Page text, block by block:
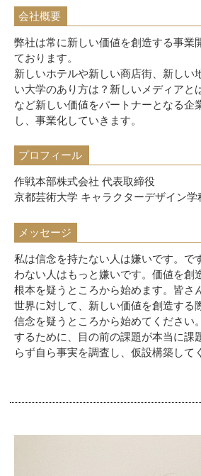
会社概要
弊社は常に新しい価値を創造する事業
ております。
新しいホテルや新しい商店街、新しい
い大学のあり方は？新しいメディアと
など新しい価値をパートナーとなる企
し、事業化していきます。
プロフィール
作戦本部株式会社 代表取締役
京都芸術大学 キャラクターデザイン
メッセージ
私は信念を持たない人は嫌いです。で
わない人はもっと嫌いです。価値を創
根本を疑うところから始めます。皆さ
世界に対して、新しい価値を創造する
信念を疑うところから始めてください
するために、目の前の課題が本当に課
らず自ら事実を調査し、仮設構築して